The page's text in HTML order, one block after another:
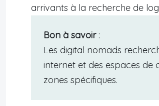
arrivants à la recherche de
Bon à savoir:
Les digital nomads
internet et des espaces de
zones spécifiques.